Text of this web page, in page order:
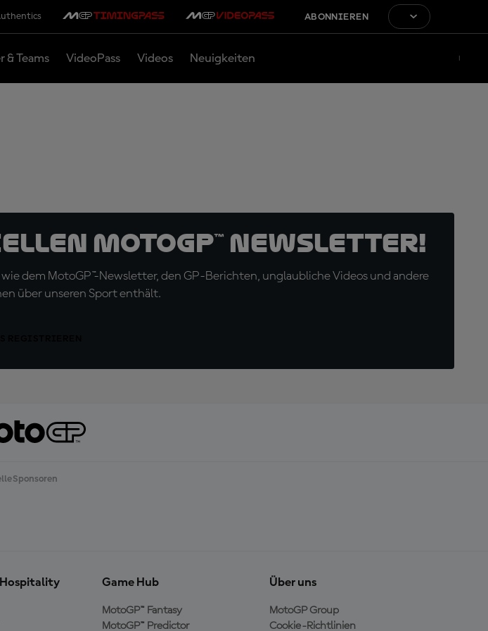
ABONNIEREN
& Teams VideoPass Videos Neuigkeiten
MotoGP™ Newsletter!
dem MotoGP™-Newsletter, den GP-Berichten, unglaubliche Videos und andere
über unseren Sport enthält.
Sponsoren
Hospitality Game Hub
MotoGP™ Fantasy
MotoGP™ Predictor
Über uns
MotoGP Group
Cookie-Richtlinien